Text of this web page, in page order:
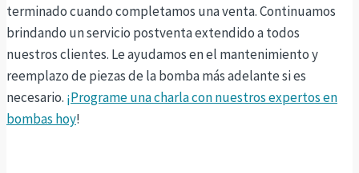
terminado cuando completamos una venta. Continuamos
brindando un servicio postventa extendido a todos
nuestros clientes. Le ayudamos en el mantenimiento y
reemplazo de piezas de la bomba más adelante si es
necesario. ¡Programe una charla con nuestros expertos en
bombas hoy!